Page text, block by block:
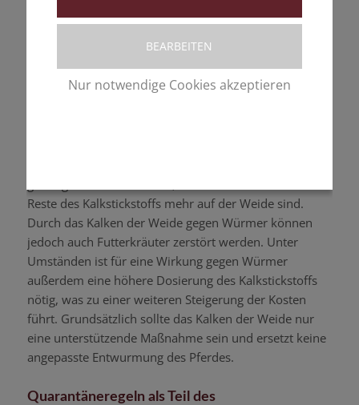
durch diese Maßnahme reduzieren. Der Dünger
schadet zudem den Zwischenwirten einiger Parasiten.
Außerdem wirkt Kalkstickstoff auf der Weide
Reste des Kalkstickstoffs mehr auf der Weide sind.
Durch das Kalken der Weide gegen Würmer können
jedoch auch Futterkräuter zerstört werden. Unter
Umständen ist für eine Wirkung gegen Würmer
außerdem eine höhere Dosierung des Kalkstickstoffs
nötig, was zu einer weiteren Steigerung der Kosten
führt. Grundsätzlich sollte das Kalken der Weide nur
eine unterstützende Maßnahme sein und ersetzt keine
angepasste Entwurmung des Pferdes.
Quarantäneregeln als Teil des
BEARBEITEN
Nur notwendige Cookies akzeptieren